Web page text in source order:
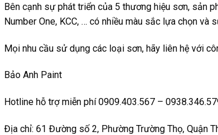
Bên cạnh sự phát triển của 5 thương hiệu sơn, sản
Number One, KCC, … có nhiều màu sắc lựa chọn và
Mọi nhu cầu sử dụng các loại sơn, hãy liên hệ với
Bảo Anh Paint
Hotline hỗ trợ miễn phí 0909.403.567 –
Địa chỉ: 61 Đường số 2, Phường Trường Thọ, Quận